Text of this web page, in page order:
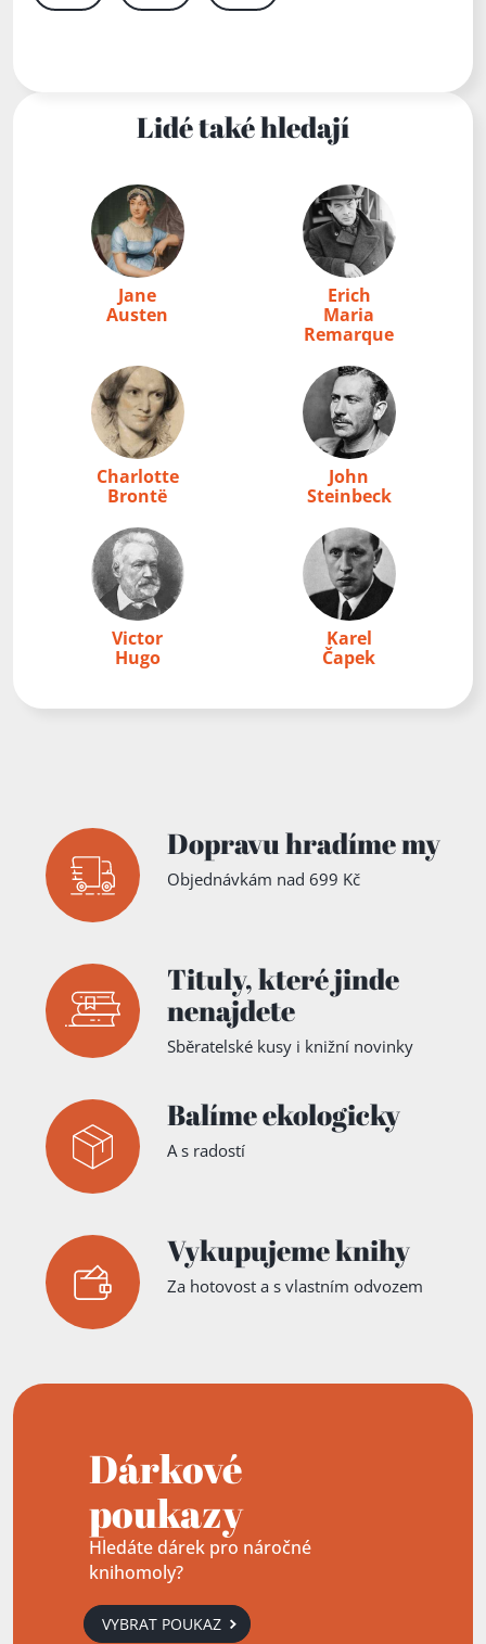
Lidé také hledají
Jane
Austen
Erich
Maria
Remarque
Charlotte
Brontë
John
Steinbeck
Victor
Hugo
Karel
Čapek
Dopravu hradíme my
Objednávkám nad 699 Kč
Tituly,které jinde
nenajdete
Sběratelské kusy i knižní novinky
Balíme ekologicky
A s radostí
Vykupujeme knihy
Za hotovost a s vlastním odvozem
Dárkové
poukazy
Hledáte dárek pro náročné
knihomoly?
VYBRAT POUKAZ
Přidáno do košíku!